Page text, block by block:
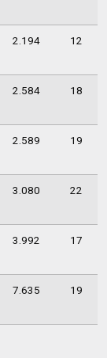
2.194 12
2.584 18
2.589 19
3.080 22
3.992 17
7.635 19